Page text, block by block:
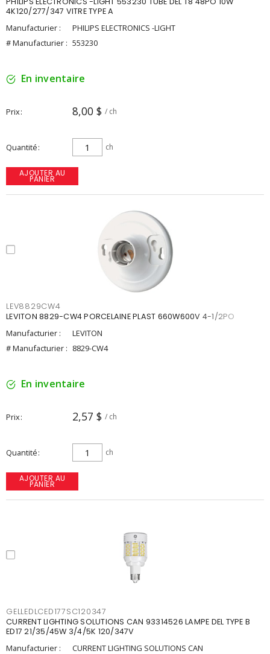
4K120/277/347 VITRE TYPE A
Manufacturier :
PHILIPS ELECTRONICS -LIGHT
# Manufacturier : 553230
En inventaire
Prix 8,00 $ / ch
Quantité ch
AJOUTER AU
PANIER
LEV8829CW4
LEVITON 8829-CW4 PORCELAINE PLAST 660W600V 4-1/2PO
Manufacturier :
LEVITON
# Manufacturier : 8829-CW4
En inventaire
Prix 2,57 $ / ch
Quantité ch
AJOUTER AU
PANIER
GELLEDLCED177SC120347
CURRENT LIGHTING SOLUTIONS CAN 93314526 LAMPE DEL TYPE B
ED17 21/35/45W 3/4/5K 120/347V
Manufacturier :
CURRENT LIGHTING SOLUTIONS CAN